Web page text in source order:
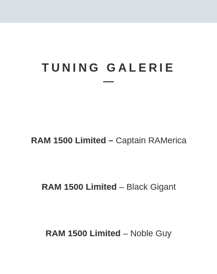
TUNING GALERIE
RAM 1500 Limited – Captain RAMerica
RAM 1500 Limited – Black Gigant
RAM 1500 Limited – Noble Guy